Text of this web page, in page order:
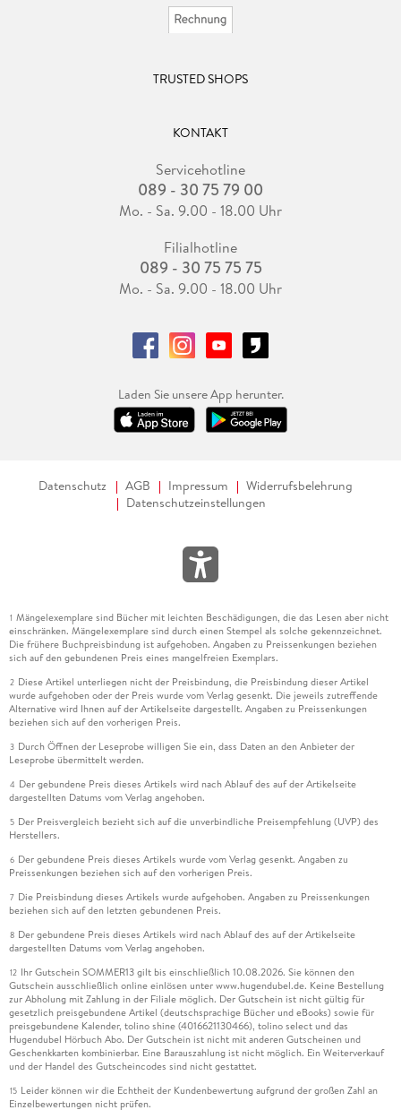
TRUSTED SHOPS
KONTAKT
Servicehotline
089 - 30 75 79 00
Mo. - Sa. 9.00 - 18.00 Uhr
Filialhotline
089 - 30 75 75 75
Mo. - Sa. 9.00 - 18.00 Uhr
Laden Sie unsere App herunter.
Datenschutz AGB Impressum
Widerrufsbelehrung
Datenschutzeinstellungen
1 Mängelexemplare sind Bücher mit leichten Beschädigungen, die das Lesen aber nicht
einschränken. Mängelexemplare sind durch einen Stempel als solche gekennzeichnet.
Die frühere Buchpreisbindung ist aufgehoben. Angaben zu Preissenkungen beziehen
sich auf den gebundenen Preis eines mangelfreien Exemplars.
2 Diese Artikel unterliegen nicht der Preisbindung, die Preisbindung dieser Artikel
wurde aufgehoben oder der Preis wurde vom Verlag gesenkt. Die jeweils zutreffende
Alternative wird Ihnen auf der Artikelseite dargestellt. Angaben zu Preissenkungen
beziehen sich auf den vorherigen Preis.
3 Durch Öffnen der Leseprobe willigen Sie ein, dass Daten an den Anbieter der
Leseprobe übermittelt werden.
4 Der gebundene Preis dieses Artikels wird nach Ablauf des auf der Artikelseite
dargestellten Datums vom Verlag angehoben.
5 Der Preisvergleich bezieht sich auf die unverbindliche Preisempfehlung (UVP) des
Herstellers.
6 Der gebundene Preis dieses Artikels wurde vom Verlag gesenkt. Angaben zu
Preissenkungen beziehen sich auf den vorherigen Preis.
7 Die Preisbindung dieses Artikels wurde aufgehoben. Angaben zu Preissenkungen
beziehen sich auf den letzten gebundenen Preis.
8 Der gebundene Preis dieses Artikels wird nach Ablauf des auf der Artikelseite
dargestellten Datums vom Verlag angehoben.
12 Ihr Gutschein SOMMER13 gilt bis einschließlich 10.08.2026. Sie können den
Gutschein ausschließlich online einlösen unter www.hugendubel.de. Keine Bestellung
zur Abholung mit Zahlung in der Filiale möglich. Der Gutschein ist nicht gültig für
gesetzlich preisgebundene Artikel (deutschsprachige Bücher und eBooks) sowie für
preisgebundene Kalender, tolino shine (4016621130466), tolino select und das
Hugendubel Hörbuch Abo. Der Gutschein ist nicht mit anderen Gutscheinen und
Geschenkkarten kombinierbar. Eine Barauszahlung ist nicht möglich. Ein Weiterverkauf
und der Handel des Gutscheincodes sind nicht gestattet.
15 Leider können wir die Echtheit der Kundenbewertung aufgrund der großen Zahl an
Einzelbewertungen nicht prüfen.